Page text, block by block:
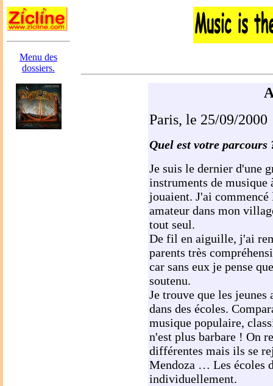
Menu des
dossiers.
Paris, le 25/09/2000
Quel est votre parcours
Je suis le dernier d'une
instruments de musique
jouaient. J'ai commencé
amateur dans mon
tout seul.
De fil en aiguille, j'ai
parents très
car sans eux je pense
soutenu.
Je trouve que les
dans des écoles.
musique populaire,
n'est plus barbare ! On
différentes mais ils se
Mendoza … Les écoles
individuellement.